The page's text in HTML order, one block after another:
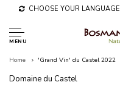
CHOOSE YOUR LANGUAGE
MENU
Home 'Grand Vin' du Castel 2022
Domaine du Castel